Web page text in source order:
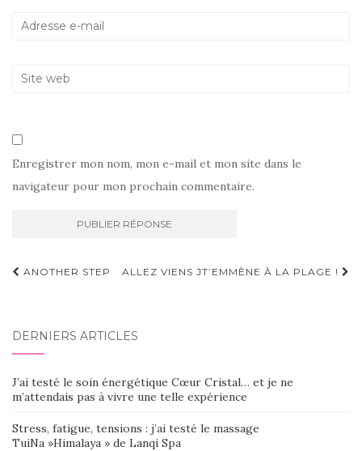
Enregistrer mon nom, mon e-mail et mon site dans le
navigateur pour mon prochain commentaire.
Navigation
ANOTHER STEP ALLEZ VIENS JT’EMMÈNE À LA PLAGE !
DERNIERS ARTICLES
J’ai testé le soin énergétique Cœur Cristal… et je ne
m’attendais pas à vivre une telle expérience
Stress, fatigue, tensions : j’ai testé le massage
TuiNa »Himalaya » de Lanqi Spa